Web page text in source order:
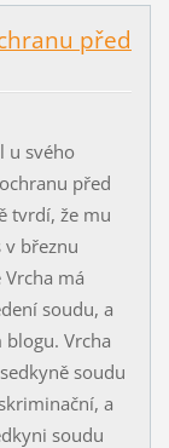
před
u svého
před
tvrdí, že mu
v březnu
má
soudu, a
Vrcha
soudu
a
soudu